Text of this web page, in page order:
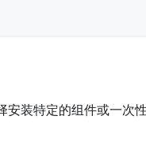
装特定的组件或一次